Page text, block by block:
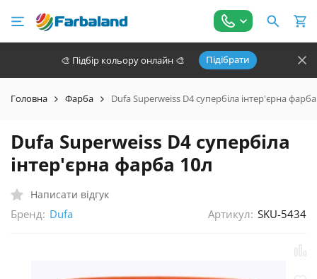
🎨 Підбір кольору онлайн 🎨 Підібрати
Головна Фарба Dufa Superweiss D4 супербіла інтер'єрна
Dufa Superweiss D4 супербіла
інтер'єрна фарба 10л
Написати відгук
Бренд: Dufa Артикул: SKU-5434